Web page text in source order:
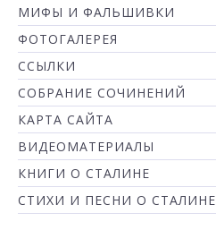
МИФЫ И ФАЛЬШИВКИ
ФОТОГАЛЕРЕЯ
ССЫЛКИ
СОБРАНИЕ СОЧИНЕНИЙ
КАРТА САЙТА
ВИДЕОМАТЕРИАЛЫ
КНИГИ О СТАЛИНЕ
СТИХИ И ПЕСНИ О СТАЛИНЕ